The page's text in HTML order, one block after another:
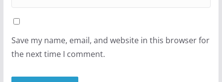
Save my name, email, and website in this browser for
the next time I comment.